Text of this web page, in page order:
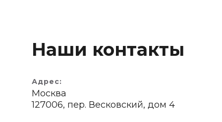
Наши контакты
Адрес:
Москва
127006, пер. Весковский, дом 4